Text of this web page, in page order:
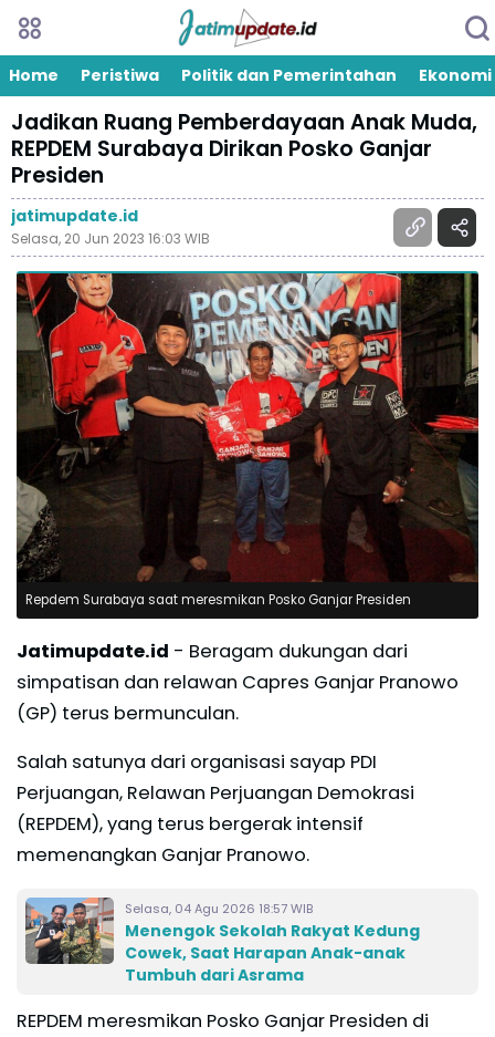
Home Peristiwa Politik dan Pemerintahan Ekonomi
Jadikan Ruang Pemberdayaan Anak Muda,
REPDEM Surabaya Dirikan Posko Ganjar
Presiden
jatimupdate.id
Selasa, 20 Jun 2023 16:03 WIB
Repdem Surabaya saat meresmikan Posko Ganjar Presiden
Jatimupdate.id - Beragam dukungan dari
simpatisan dan relawan Capres Ganjar Pranowo
(GP) terus bermunculan.
Salah satunya dari organisasi sayap PDI
Perjuangan, Relawan Perjuangan Demokrasi
(REPDEM), yang terus bergerak intensif
memenangkan Ganjar Pranowo.
Selasa, 04 Agu 2026 18:57 WIB
Menengok Sekolah Rakyat Kedung
Cowek, Saat Harapan Anak-anak
Tumbuh dari Asrama
REPDEM meresmikan Posko Ganjar Presiden di